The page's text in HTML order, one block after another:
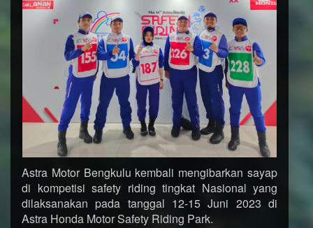
Astra Motor Bengkulu kembali mengibarkan sayap
di kompetisi safety riding tingkat Nasional yang
dilaksanakan pada tanggal 12-15 Juni 2023 di
Astra Honda Motor Safety Riding Park.